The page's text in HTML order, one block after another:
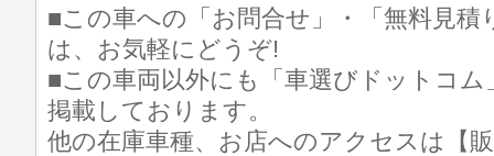
■この車への「お問合せ」・「無料見積
は、お気軽にどうぞ!
■この車両以外にも「車選びドットコ
掲載しております。
他の在庫車種、お店へのアクセスは【